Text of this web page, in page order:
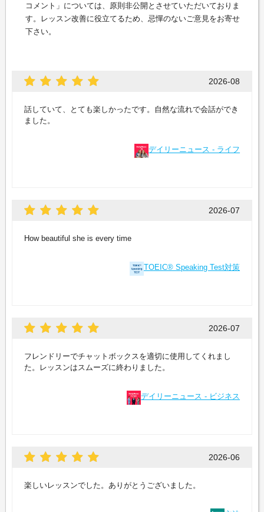
コメント」については、原則非公開とさせていただいておりま
す。レッスン改善に役立てるため、忌憚のないご意見をお寄せ
下さい。
2026-08
話していて、とても楽しかったです。自然な流れで会話ができ
ました。
デイリーニュース - ライフ
2026-07
How beautiful she is every time
TOEIC® Speaking Test対策
2026-07
フレンドリーでチャットボックスを適切に使用してくれまし
た。レッスンはスムーズに終わりました。
デイリーニュース - ビジネス
2026-06
楽しいレッスンでした。ありがとうございました。